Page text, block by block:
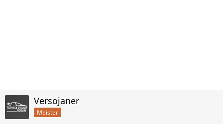
Versojaner
Meister